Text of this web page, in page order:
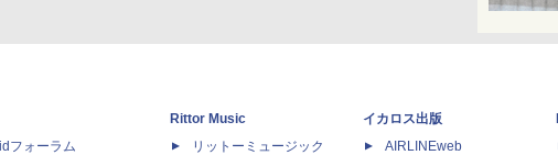
フォーラム
Rittor Music
リットーミュージック
イカロス出版
AIRLINEweb